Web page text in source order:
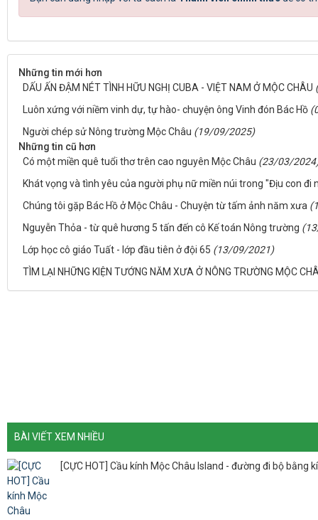
Những tin mới hơn
DẤU ẤN ĐẬM NÉT TÌNH HỮU NGHỊ CUBA - VIỆT NAM Ở MỘC CHÂU
Luôn xứng với niềm vinh dự, tự hào- chuyện ông Vinh đón Bác Hồ
Người chép sử Nông trường Mộc Châu (19/09/2025)
Những tin cũ hơn
Có một miền quê tuổi thơ trên cao nguyên Mộc Châu (23/03/
Khát vọng và tình yêu của người phụ nữ miền núi trong "Địu con đi
Chúng tôi gặp Bác Hồ ở Mộc Châu - Chuyện từ tấm ảnh năm xưa
Nguyễn Thỏa - từ quê hương 5 tấn đến cô Kế toán Nông trường
Lớp học cô giáo Tuất - lớp đầu tiên ở đội 65 (13/09/2021)
TÌM LẠI NHỮNG KIỆN TƯỚNG NĂM XƯA Ở NÔNG TRƯỜNG MỘC
BÀI VIẾT XEM NHIỀU
[CỰC HOT] Cầu kính Mộc Châu Island - đường đi bộ bằng